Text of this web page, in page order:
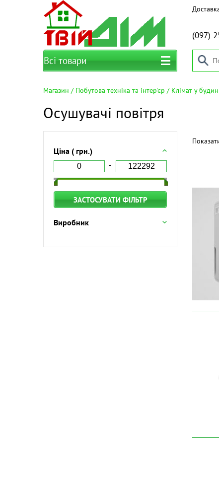
(097)
Всі товари
Магазин Побутова техніка та інтер'єр Клімат у
Осушувачі повітря
Ціна ( грн.)
ЗАСТОСУВАТИ ФІЛЬТР
Виробник